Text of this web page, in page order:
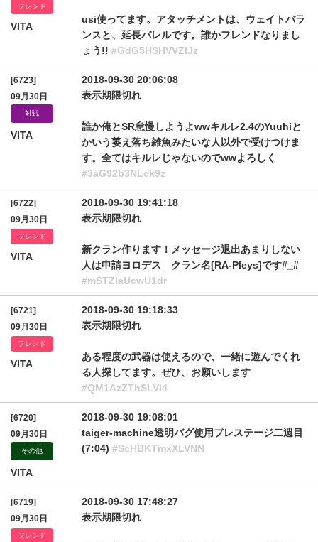
フレンド
VITA
usi使ってます。アタッチメントは、ウェイトバラ
ンスと、延長バレルです。誰かフレンドなりまし
ょう!! #GdG5HSHVVZlJz
[6723]
09月30日
対戦
VITA
2018-09-30 20:06:08
表示期限切れ
誰か俺とSR怠慢しようよwwキルレ2.4のYuuhiと
かいう萎え落ち雑魚みたいな人以外で受けつけま
す。全てはキルレじゃないのでwwよろしく
#3aG92b3NLck9z
[6722]
09月30日
フレンド
VITA
2018-09-30 19:41:18
表示期限切れ
新クラン作ります！メッセージ退出あまりしない
人は申請ヨロデス クラン名[RA-Pleys]です#_#
#mSTZIaUcwU1dr
[6721]
09月30日
フレンド
VITA
2018-09-30 19:18:33
表示期限切れ
ある程度の武器は使えるので、一緒に遊んでくれ
る人探してます。ぜひ、お願いします
#QM1AzZThSLVI4
[6720]
09月30日
その他
VITA
2018-09-30 19:08:01
taiger-machine透明バグ使用プレステージ二週目
(7:04) #ScHBKTmxXLVNN
[6719]
09月30日
フレンド
2018-09-30 17:48:27
表示期限切れ